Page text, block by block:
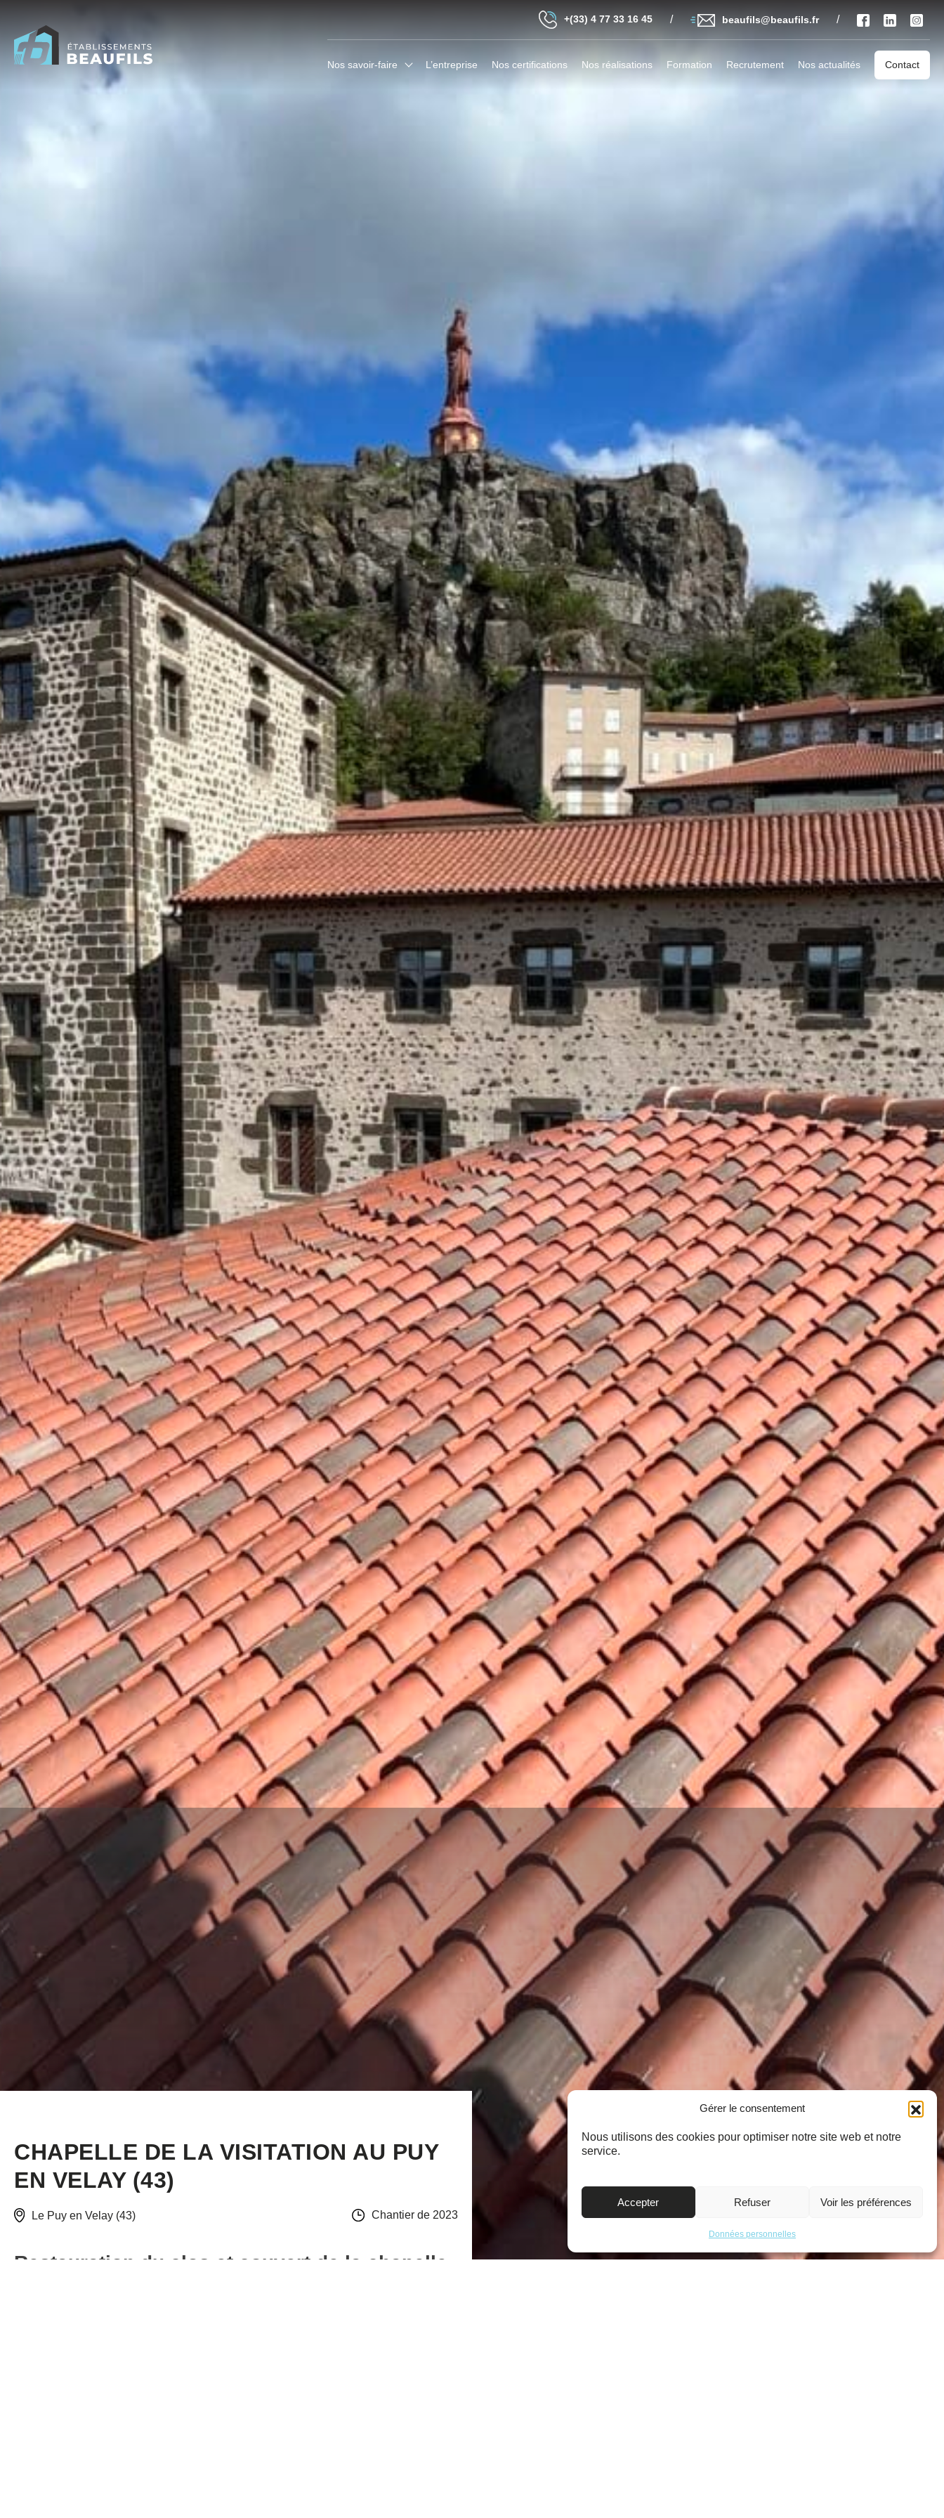
Gérer le consentement
Nous utilisons des cookies pour optimiser notre site web et notre
service.
Accepter Refuser Voir les préférences
Données personnelles
+(33) 4 77 33 16 45 / beaufils@beaufils.fr /
Nos savoir-faire L’entreprise Nos certifications Nos réalisations Formation Recrutement Nos actualités Contact
CHAPELLE DE LA VISITATION AU PUY
EN VELAY (43)
Le Puy en Velay (43) Chantier de 2023
Restauration du clos et couvert de la chapelle